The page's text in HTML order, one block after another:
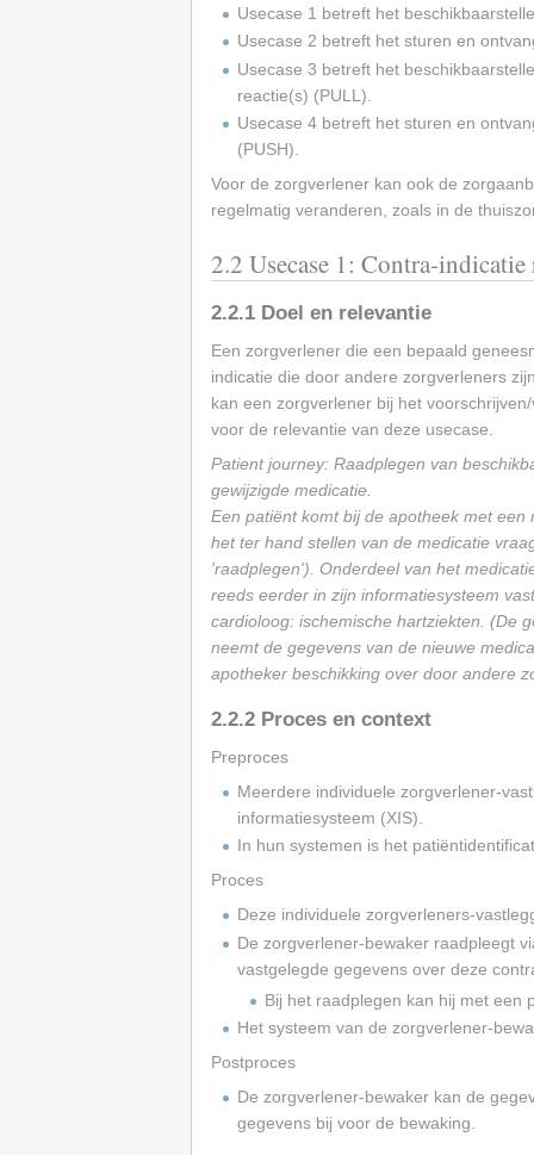
Usecase 1 betreft het
Usecase 2 betreft het sturen en
Usecase 3 betreft het
reactie(s) (PULL).
Usecase 4 betreft het sturen en
(PUSH).
Voor de zorgverlener kan ook de
regelmatig veranderen, zoals in de
2.2 Usecase 1: Contra-
2.2.1 Doel en relevantie
Een zorgverlener die een bepaald
indicatie die door andere zorgverleners
kan een zorgverlener bij het
voor de relevantie van deze usecase.
Patient journey: Raadplegen van
gewijzigde medicatie.
Een patiënt komt bij de apotheek met
het ter hand stellen van de medicatie
'raadplegen'). Onderdeel van het
reeds eerder in zijn informatiesysteem
cardioloog: ischemische hartziekten. (De
neemt de gegevens van de nieuwe
apotheker beschikking over door andere
2.2.2 Proces en context
Preproces
Meerdere individuele zorgverlener-
informatiesysteem (XIS).
In hun systemen is het
Proces
Deze individuele zorgverleners-
De zorgverlener-bewaker raadpleegt
vastgelegde gegevens over deze
Bij het raadplegen kan hij met een
Het systeem van de zorgverlener-
Postproces
De zorgverlener-bewaker kan de
gegevens bij voor de bewaking.